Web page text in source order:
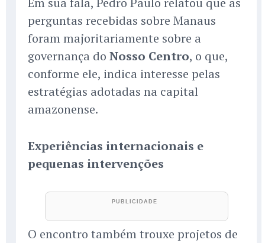
perguntas recebidas sobre Manaus
foram majoritariamente sobre a
governança do Nosso Centro, o que,
conforme ele, indica interesse pelas
estratégias adotadas na capital
amazonense.
Experiências internacionais e
pequenas intervenções
O encontro também trouxe projetos de